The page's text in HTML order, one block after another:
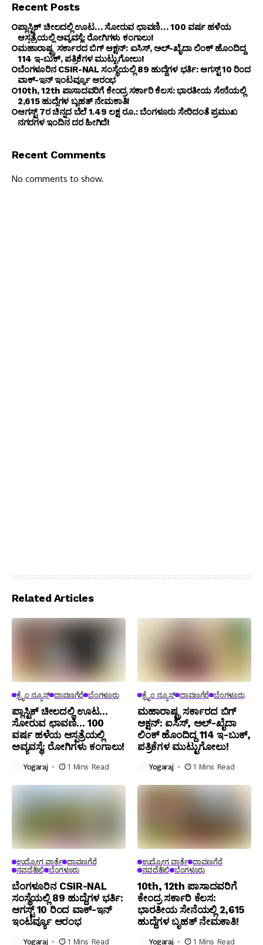
Recent Posts
ಪ್ಲಾಸ್ಟಿಕ್ ಚೀಲದಲ್ಲಿ ಊಟ… ಸೋರುವ ಛಾವಣಿ… 100 ವರ್ಷ ಹಳೆಯ
ಆಸ್ಪತ್ರೆಯಲ್ಲಿ ಅವ್ಯವಸ್ಥೆ: ರೋಗಿಗಳು ಕಂಗಾಲು!
ಮಹಾರಾಷ್ಟ್ರ ಸರ್ಕಾರದ ಬಿಗ್ ಆಕ್ಷನ್: ಐಸಿಸ್, ಅಲ್-ಖೈದಾ ಲಿಂಕ್ ಹೊಂದಿದ್ದ
114 ಇ-ಬುಕ್, ಪತ್ರಿಕೆಗಳ ಮುಟ್ಟುಗೋಲು!
ಬೆಂಗ‌ಳೂರಿನ CSIR-NAL ಸಂಸ್ಥೆಯಲ್ಲಿ 89 ಹುದ್ದೆಗಳ ಭರ್ತಿ: ಆಗಸ್ಟ್ 10 ರಿಂದ
ವಾಕ್-ಇನ್ ಇಂಟರ್ವ್ಯೂ ಆರಂಭ
10th, 12th ಪಾಸಾದವರಿಗೆ ಕೇಂದ್ರ ಸರ್ಕಾರಿ ಕೆಲಸ: ಭಾರತೀಯ ಸೇನೆಯಲ್ಲಿ
2,615 ಹುದ್ದೆಗಳ ಬೃಹತ್ ನೇಮಕಾತಿ!
ಆಗಸ್ಟ್ 7ರ ಚಿನ್ನದ ಬೆಲೆ 1.49 ಲಕ್ಷ ರೂ.: ಬೆಂಗಳೂರು ಸೇರಿದಂತೆ ಪ್ರಮುಖ
ನಗರಗಳ ಇಂದಿನ ದರ ಹೀಗಿದೆ!
Recent Comments
No comments to show.
Related Articles
ಕ್ರೈಂ ನ್ಯೂಸ್ ದಾವಣಗೆರೆ ಬೆಂಗಳೂರು
ಪ್ಲಾಸ್ಟಿಕ್ ಚೀಲದಲ್ಲಿ ಊಟ…
ಸೋರುವ ಛಾವಣಿ… 100
ವರ್ಷ ಹಳೆಯ ಆಸ್ಪತ್ರೆಯಲ್ಲಿ
ಅವ್ಯವಸ್ಥೆ: ರೋಗಿಗಳು ಕಂಗಾಲು!
Yogaraj 1 Mins Read
ಕ್ರೈಂ ನ್ಯೂಸ್ ದಾವಣಗೆರೆ ಬೆಂಗಳೂರು
ಮಹಾರಾಷ್ಟ್ರ ಸರ್ಕಾರದ ಬಿಗ್
ಆಕ್ಷನ್: ಐಸಿಸ್, ಅಲ್-ಖೈದಾ
ಲಿಂಕ್ ಹೊಂದಿದ್ದ 114 ಇ-ಬುಕ್,
ಪತ್ರಿಕೆಗಳ ಮುಟ್ಟುಗೋಲು!
Yogaraj 1 Mins Read
ಉದ್ಯೋಗ ವಾರ್ತೆ ದಾವಣಗೆರೆ
ನವದೆಹಲಿ ಬೆಂಗಳೂರು
ಬೆಂಗ‌ಳೂರಿನ CSIR-NAL
ಸಂಸ್ಥೆಯಲ್ಲಿ 89 ಹುದ್ದೆಗಳ ಭರ್ತಿ:
ಆಗಸ್ಟ್ 10 ರಿಂದ ವಾಕ್-ಇನ್
ಇಂಟರ್ವ್ಯೂ ಆರಂಭ
Yogaraj 1 Mins Read
ಉದ್ಯೋಗ ವಾರ್ತೆ ದಾವಣಗೆರೆ
ನವದೆಹಲಿ ಬೆಂಗಳೂರು
10th, 12th ಪಾಸಾದವರಿಗೆ
ಕೇಂದ್ರ ಸರ್ಕಾರಿ ಕೆಲಸ:
ಭಾರತೀಯ ಸೇನೆಯಲ್ಲಿ 2,615
ಹುದ್ದೆಗಳ ಬೃಹತ್ ನೇಮಕಾತಿ!
Yogaraj 1 Mins Read